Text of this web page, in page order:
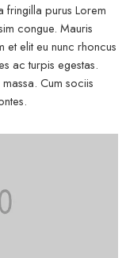
fringilla purus Lorem
congue. Mauris
et elit eu nunc rhoncus
ac turpis egestas.
Cum sociis